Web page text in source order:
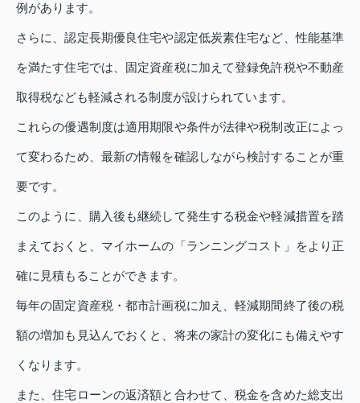
例があります。
さらに、認定長期優良住宅や認定低炭素住宅など、性能基準
を満たす住宅では、固定資産税に加えて登録免許税や不動産
取得税なども軽減される制度が設けられています。
これらの優遇制度は適用期限や条件が法律や税制改正によっ
て変わるため、最新の情報を確認しながら検討することが重
要です。
このように、購入後も継続して発生する税金や軽減措置を踏
まえておくと、マイホームの「ランニングコスト」をより正
確に見積もることができます。
毎年の固定資産税・都市計画税に加え、軽減期間終了後の税
額の増加も見込んでおくと、将来の家計の変化にも備えやす
くなります。
また、住宅ローンの返済額と合わせて、税金を含めた総支出